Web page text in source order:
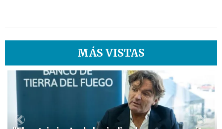
MÁS VISTAS
1
Previous Next